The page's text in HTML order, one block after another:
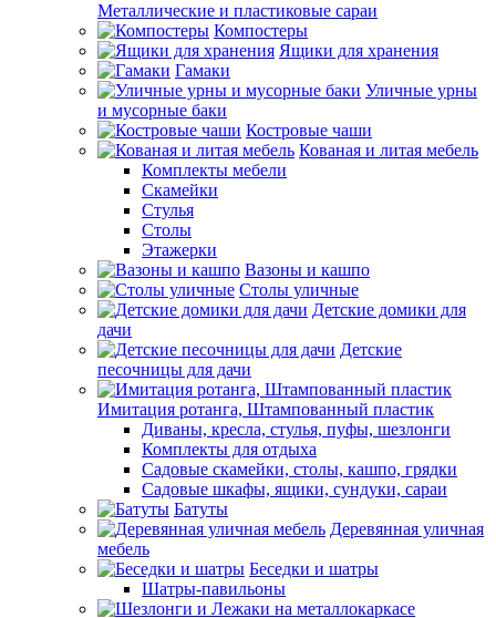
Металлические и пластиковые сараи
Компостеры
Ящики для хранения
Гамаки
Уличные урны
и мусорные баки
Костровые чаши
Кованая и литая мебель
Комплекты мебели
Скамейки
Стулья
Столы
Этажерки
Вазоны и кашпо
Столы уличные
Детские домики для
дачи
Детские
песочницы для дачи
Имитация ротанга, Штампованный пластик
Диваны, кресла, стулья, пуфы, шезлонги
Комплекты для отдыха
Садовые скамейки, столы, кашпо, грядки
Садовые шкафы, ящики, сундуки, сараи
Батуты
Деревянная уличная
мебель
Беседки и шатры
Шатры-павильоны